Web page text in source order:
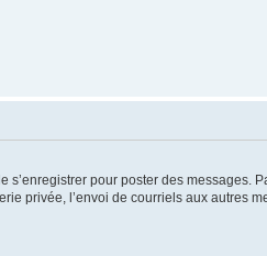
pour poster des messages.
privée, l’envoi de courriels aux autres